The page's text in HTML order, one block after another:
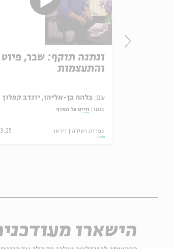
ונתנה תוקף: שבר, פיוט
והתעצמות
עם: בלהה בן-אליהו, יונדב קפלון
מתוך: חיים על המדף
ספרות ושירה וידאו
הישארו